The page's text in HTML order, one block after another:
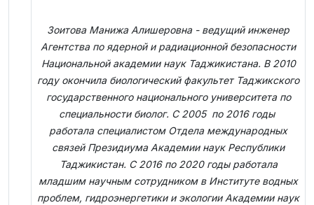
Зоитова Манижа Алишеровна - ведущий инженер
Агентства по ядерной и радиационной безопасности
Национальной академии наук Таджикистана. В 2010
году окончила биологический факультет Таджикского
государственного национального университета по
специальности биолог. С 2005 по 2016 годы
работала специалистом Отдела международных
связей Президиума Академии наук Республики
Таджикистан. С 2016 по 2020 годы работала
младшим научным сотрудником в Институте водных
проблем, гидроэнергетики и экологии Академии наук